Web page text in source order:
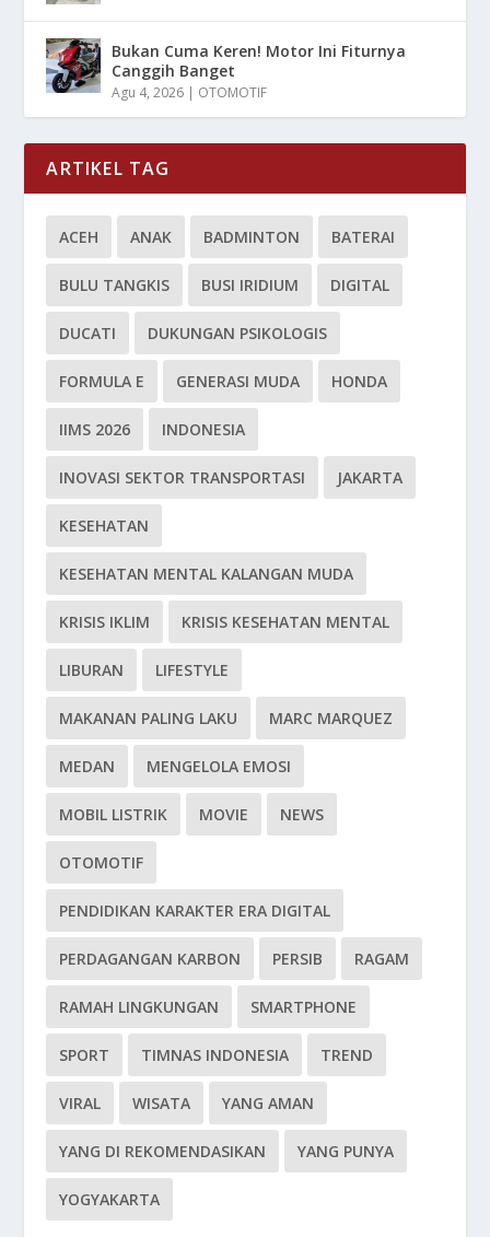
Bukan Cuma Keren! Motor Ini Fiturnya
Canggih Banget
Agu 4, 2026 | OTOMOTIF
ARTIKEL TAG
ACEH ANAK BADMINTON BATERAI
BULU TANGKIS BUSI IRIDIUM DIGITAL
DUCATI DUKUNGAN PSIKOLOGIS
FORMULA E GENERASI MUDA HONDA
IIMS 2026 INDONESIA
INOVASI SEKTOR TRANSPORTASI JAKARTA
KESEHATAN
KESEHATAN MENTAL KALANGAN MUDA
KRISIS IKLIM KRISIS KESEHATAN MENTAL
LIBURAN LIFESTYLE
MAKANAN PALING LAKU MARC MARQUEZ
MEDAN MENGELOLA EMOSI
MOBIL LISTRIK MOVIE NEWS
OTOMOTIF
PENDIDIKAN KARAKTER ERA DIGITAL
PERDAGANGAN KARBON PERSIB RAGAM
RAMAH LINGKUNGAN SMARTPHONE
SPORT TIMNAS INDONESIA TREND
VIRAL WISATA YANG AMAN
YANG DI REKOMENDASIKAN YANG PUNYA
YOGYAKARTA